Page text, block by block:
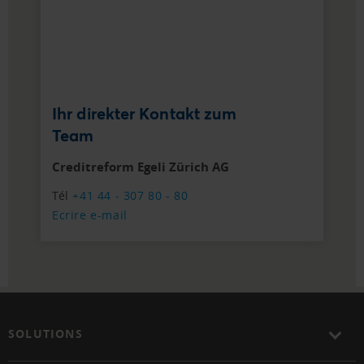
Ihr direkter Kontakt zum
Team
Creditreform Egeli Zürich AG
Tél +41 44 - 307 80 - 80
Ecrire e-mail
SOLUTIONS